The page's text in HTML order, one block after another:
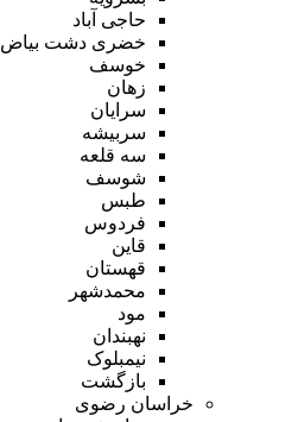
حاجی آباد
خضری دشت بیاض
خوسف
زهان
سرایان
سربیشه
سه قلعه
شوسف
طبس
فردوس
قاین
قهستان
محمدشهر
مود
نهبندان
نیمبلوک
بازگشت
خراسان رضوی